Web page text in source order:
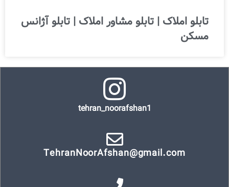
تابلو املاک | تابلو مشاور املاک | تابلو آژانس
مسکن
tehran_noorafshan1
TehranNoorAfshan@gmail.com